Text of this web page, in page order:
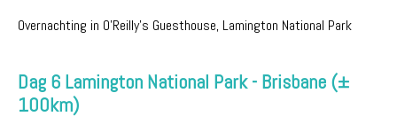
Overnachting in O'Reilly’s Guesthouse, Lamington National Park
Dag 6 Lamington National Park - Brisbane (±
100km)